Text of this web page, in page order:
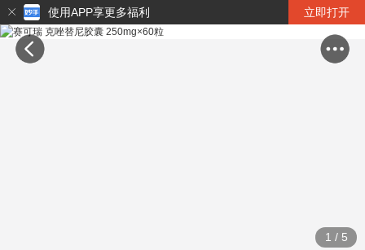
使用APP享更多福利 立即打开
1 / 5